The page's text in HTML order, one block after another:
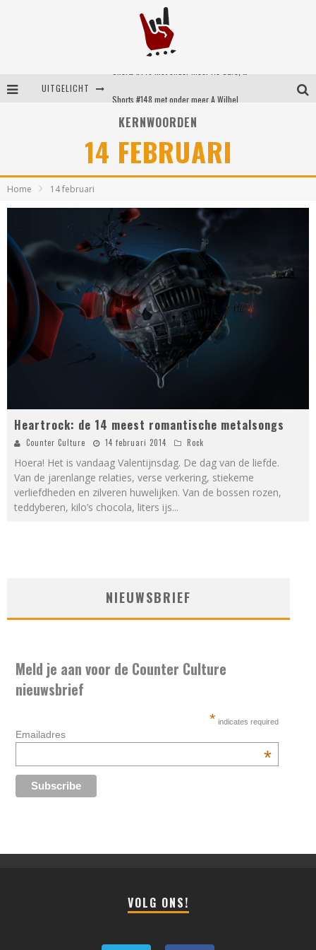
UITGELICHT
KERNWOORDEN
14 FEBRUARI
Home 14 februari
Heartrock: de 14 meest romantische metalsongs
Counter Culture 14 februari 2014 Rock
Hoera! Het is vandaag Valentijnsdag. De dag van de liefde.
Van de jarenlange relaties, verse verkering, stiekeme
verliefdheden en zilveren huwelijken. Van de bossen rozen,
teddyberen, kilo’s chocola, liters ijs...
NIEUWSBRIEF
Meld je aan voor de Counter Culture
nieuwsbrief
* indicates required
Emailadres
*
VOLG ONS!